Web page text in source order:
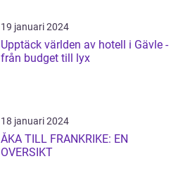
19 januari 2024
Upptäck världen av hotell i Gävle -
från budget till lyx
18 januari 2024
ÅKA TILL FRANKRIKE: EN
OVERSIKT